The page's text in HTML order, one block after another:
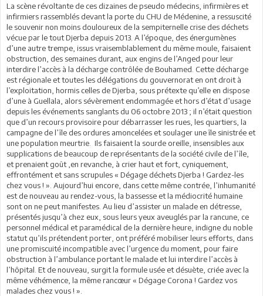
La scène révoltante de ces dizaines de pseudo médecins, infirmières et
infirmiers rassemblés devant la porte du CHU de Médenine, a ressuscité
le souvenir non moins douloureux de la sempiternelle crise des déchets
vécue par le tout Djerba depuis 2013. A l’époque, des énergumènes
d’une autre trempe, issus vraisemblablement du même moule, faisaient
obstruction, des semaines durant, aux engins de l’Anged pour leur
interdire l’accès à la décharge contrôlée de Bouhamed. Cette décharge
est régionale et toutes les délégations du gouvernorat en ont droit à
l’exploitation, hormis celles de Djerba, sous prétexte qu’elle en dispose
d’une à Guellala, alors sévèrement endommagée et hors d’état d’usage
depuis les événements sanglants du 06 octobre 2013 ; il n’était question
que d’un recours provisoire pour débarrasser les rues, les quartiers, la
campagne de l’île des ordures amoncelées et soulager une île sinistrée et
une population meurtrie. Ils faisaient la sourde oreille, insensibles aux
supplications de beaucoup de représentants de la société civile de l’île,
et prenaient goût ,en revanche, à crier haut et fort, cyniquement,
effrontément et sans scrupules « Dégage déchets Djerba ! Gardez-les
chez vous ! ». Aujourd’hui encore, dans cette même contrée, l’inhumanité
est de nouveau au rendez-vous, la bassesse et la médiocrité humaine
sont on ne peut manifestes. Au lieu d’assister un malade en détresse,
présentés jusqu’à chez eux, sous leurs yeux aveuglés par la rancune, ce
personnel médical et paramédical de la dernière heure, indigne du noble
statut qu’ils prétendent porter, ont préféré mobiliser leurs efforts, dans
une promiscuité incompatible avec l’urgence du moment, pour faire
obstruction à l’ambulance portant le malade et lui interdire l’accès à
l’hôpital. Et de nouveau, surgit la formule usée et désuète, criée avec la
même véhémence, la même rancœur « Dégage Corona ! Gardez vos
malades chez vous ! ».